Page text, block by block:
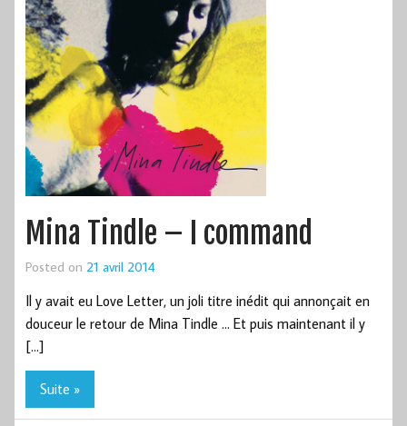
Mina Tindle – I command
Posted on 21 avril 2014
Il y avait eu Love Letter, un joli titre inédit qui annonçait en
douceur le retour de Mina Tindle … Et puis maintenant il y
[…]
Suite »